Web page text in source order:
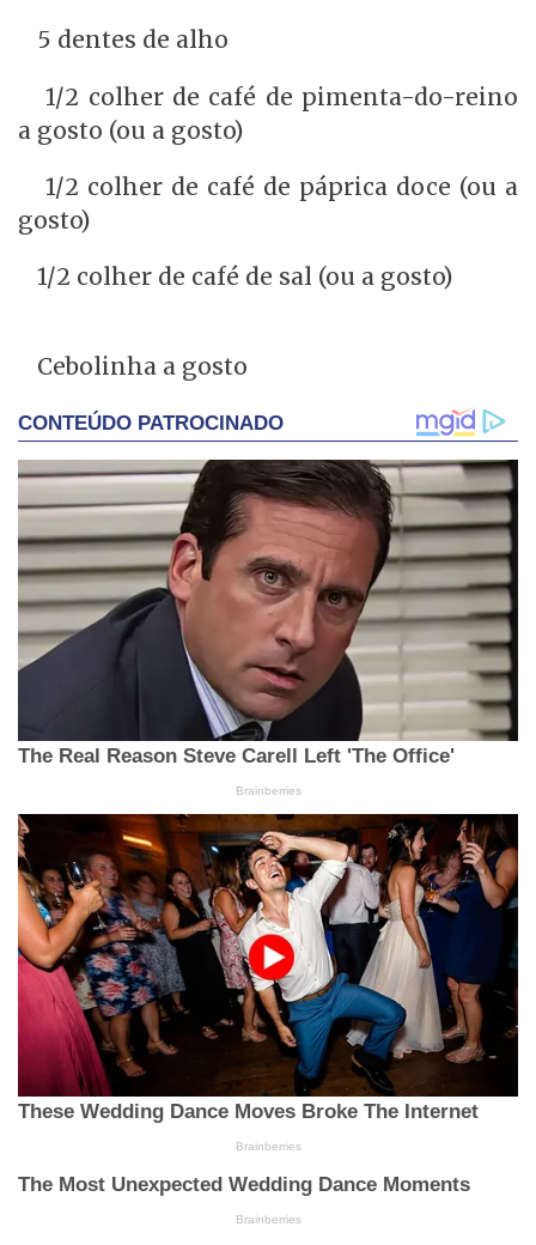
5 dentes de alho
1/2 colher de café de pimenta-do-reino
a gosto (ou a gosto)
1/2 colher de café de páprica doce (ou a
gosto)
1/2 colher de café de sal (ou a gosto)
Cebolinha a gosto